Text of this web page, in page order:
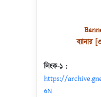
ব্যানার
লিংক-১ :
https://
6N